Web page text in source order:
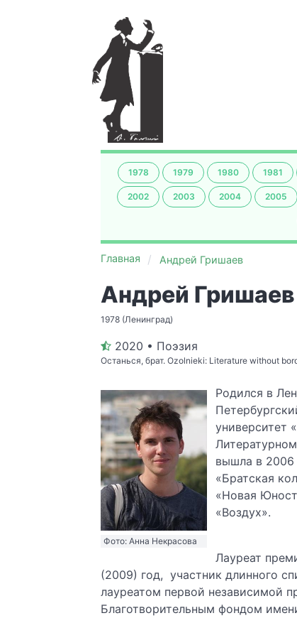
1978 1979 1980 1981
2002 2003 2004 2005
Главная Андрей Гришаев
Андрей Гришаев
1978 (Ленинград)
2020 • Поэзия
Останься, брат. Ozolnieki: Literature without
Фото: Анна Некрасова
Родился в
университет
вышла в 2006
«Братская
«Новая
«Воздух».
Лауреат
(2009) год, участник длинного
лауреатом первой независимой
Благотворительным фондом